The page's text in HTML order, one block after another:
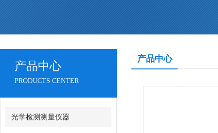
产品中心
PRODUCTS CENTER
光学检测测量仪器
产品中心